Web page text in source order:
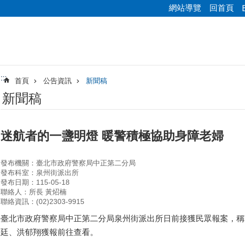
網站導覽 回首頁
::: 首頁 公告資訊 新聞稿
新聞稿
迷航者的一盞明燈 暖警積極協助身障老婦
發布機關：臺北市政府警察局中正第二分局
發布科室：泉州街派出所
發布日期：115-05-18
聯絡人：所長 黃炤楠
聯絡資訊：(02)2303-9915
臺北市政府警察局中正第二分局泉州街派出所日前接獲民眾報案，
廷、洪郁翔獲報前往查看。